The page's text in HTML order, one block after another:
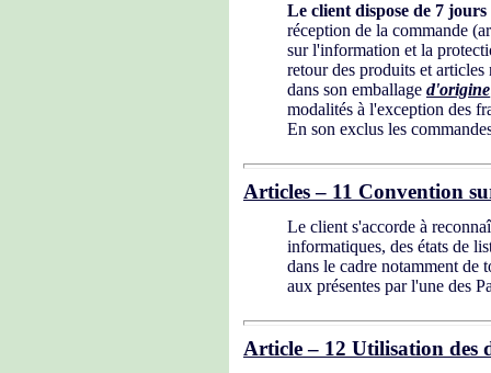
Le client dispose de 7
réception de la commande
sur l'information et la
retour des produits et articles
dans son emballage d'origine
modalités à l'exception des
En son exclus les
Articles – 11 Convention
Le client s'accorde à
informatiques, des états de
dans le cadre notamment de
aux présentes par l'une des
Article – 12 Utilisation des